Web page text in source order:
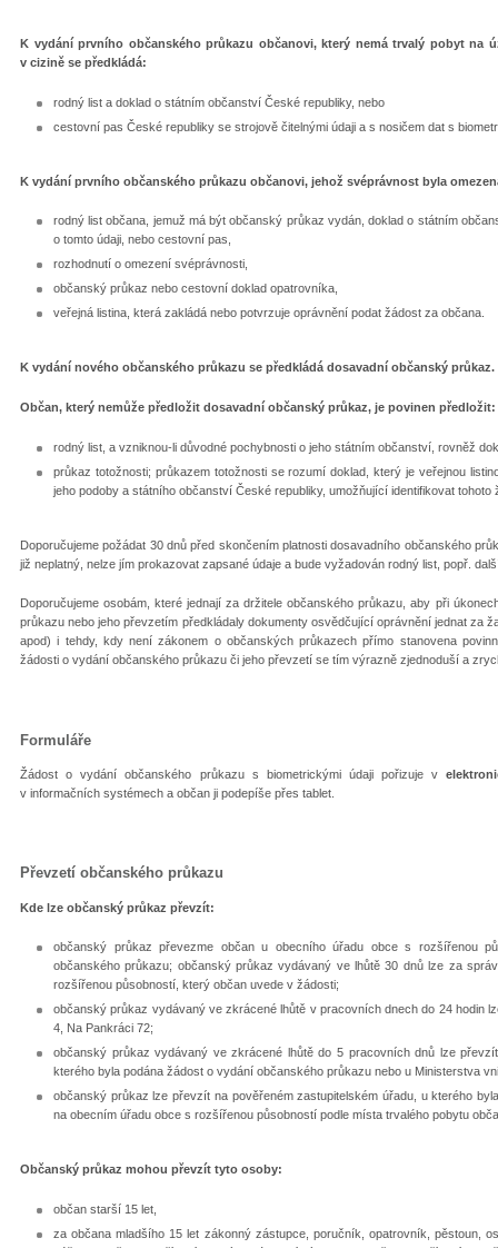
K vydání prvního občanského průkazu občanovi, který nemá trvalý pobyt na
v cizině se předkládá:
rodný list a doklad o státním občanství České republiky, nebo
cestovní pas České republiky se strojově čitelnými údaji a s nosičem dat s
K vydání prvního občanského průkazu občanovi, jehož svéprávnost byla
rodný list občana, jemuž má být občanský průkaz vydán, doklad o státním
o tomto údaji, nebo cestovní pas,
rozhodnutí o omezení svéprávnosti,
občanský průkaz nebo cestovní doklad opatrovníka,
veřejná listina, která zakládá nebo potvrzuje oprávnění podat žádost za občana.
K vydání nového občanského průkazu se předkládá dosavadní občanský průkaz.
Občan, který nemůže předložit dosavadní občanský průkaz, je povinen předložit:
rodný list, a vzniknou-li důvodné pochybnosti o jeho státním občanství, rovněž
průkaz totožnosti; průkazem totožnosti se rozumí doklad, který je veřejnou
jeho podoby a státního občanství České republiky, umožňující identifikovat tohoto
Doporučujeme požádat 30 dnů před skončením platnosti dosavadního občanského
již neplatný, nelze jím prokazovat zapsané údaje a bude vyžadován rodný list, popř.
Doporučujeme osobám, které jednají za držitele občanského průkazu, aby při
průkazu nebo jeho převzetím předkládaly dokumenty osvědčující oprávnění jednat za
apod) i tehdy, kdy není zákonem o občanských průkazech přímo stanovena
žádosti o vydání občanského průkazu či jeho převzetí se tím výrazně zjednoduší a
Formuláře
Žádost o vydání občanského průkazu s biometrickými údaji pořizuje v
v informačních systémech a občan ji podepíše přes tablet.
Převzetí občanského průkazu
Kde lze občanský průkaz převzít:
občanský průkaz převezme občan u obecního úřadu obce s rozšířenou
občanského průkazu; občanský průkaz vydávaný ve lhůtě 30 dnů lze za
rozšířenou působností, který občan uvede v žádosti;
občanský průkaz vydávaný ve zkrácené lhůtě v pracovních dnech do 24 hodin
4, Na Pankráci 72;
občanský průkaz vydávaný ve zkrácené lhůtě do 5 pracovních dnů lze
kterého byla podána žádost o vydání občanského průkazu nebo u Ministerstva
občanský průkaz lze převzít na pověřeném zastupitelském úřadu, u kterého
na obecním úřadu obce s rozšířenou působností podle místa trvalého pobytu
Občanský průkaz mohou převzít tyto osoby:
občan starší 15 let,
za občana mladšího 15 let zákonný zástupce, poručník, opatrovník, pěstoun,